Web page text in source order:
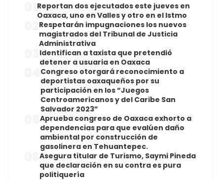
Reportan dos ejecutados este jueves en
Oaxaca, uno en Valles y otro en el Istmo
Respetarán impugnaciones los nuevos
magistrados del Tribunal de Justicia
Administrativa
Identifican a taxista que pretendió
detener a usuaria en Oaxaca
Congreso otorgará reconocimiento a
deportistas oaxaqueños por su
participación en los “Juegos
Centroamericanos y del Caribe San
Salvador 2023”
Aprueba congreso de Oaxaca exhorto a
dependencias para que evalúen daño
ambiental por construcción de
gasolinera en Tehuantepec.
Asegura titular de Turismo, Saymi Pineda
que declaración en su contra es pura
politiquería